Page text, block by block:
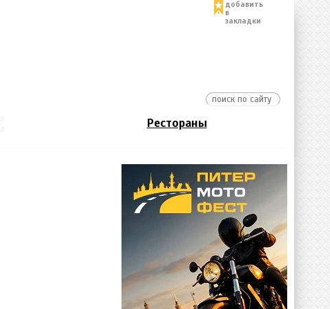
добавить
в
закладки
Рестораны